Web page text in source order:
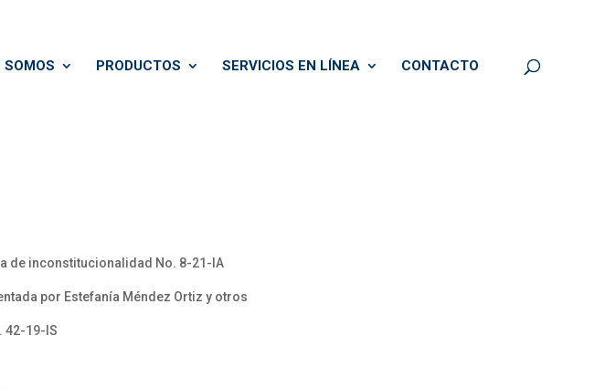
SOMOS PRODUCTOS SERVICIOS EN LÍNEA CONTACTO
de inconstitucionalidad No. 8-21-IA
por Estefanía Méndez Ortiz y otros
42-19-IS